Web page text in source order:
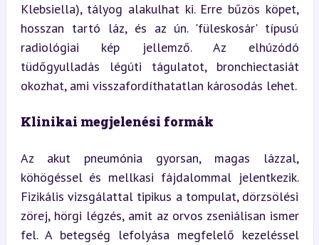
Klebsiella), tályog alakulhat ki. Erre bűzös köpet,
hosszan tartó láz, és az ún. 'füleskosár' típusú
radiológiai kép jellemző. Az elhúzódó
tüdőgyulladás légúti tágulatot, bronchiectasiát
okozhat, ami visszafordíthatatlan károsodás lehet.
Klinikai megjelenési formák
Az akut pneumónia gyorsan, magas lázzal,
köhögéssel és mellkasi fájdalommal jelentkezik.
Fizikális vizsgálattal tipikus a tompulat, dörzsölési
zörej, hörgi légzés, amit az orvos zseniálisan ismer
fel. A betegség lefolyása megfelelő kezeléssel